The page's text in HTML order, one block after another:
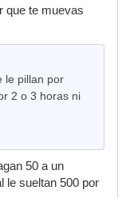
que te muevas
le pillan por
2 o 3 horas ni
50 a un
le sueltan 500 por